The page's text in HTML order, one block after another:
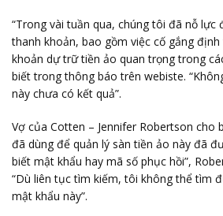
“Trong vài tuần qua, chúng tôi đã nỗ lực
thanh khoản, bao gồm việc cố gắng
khoản dự trữ tiền ảo quan trọng trong
biết trong thông báo trên webiste.
này chưa có kết quả”.
Vợ của Cotten – Jennifer Robertson cho
đã dùng để quản lý sàn tiền ảo này đã
biết mật khẩu hay mã số phục hồi”,
“Dù liên tục tìm kiếm, tôi không thể tìm
mật khẩu này”.